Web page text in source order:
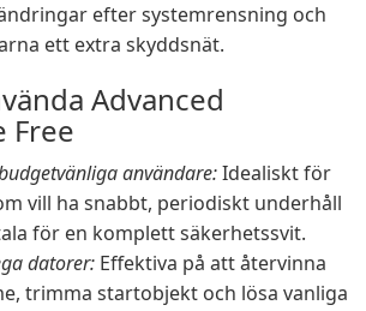
efter systemrensning och
ett extra skyddsnät.
Advanced
Free
användare:Idealiskt för
vill ha snabbt, periodiskt underhåll
för en komplett säkerhetssvit.
datorer: Effektiva på att återvinna
trimma startobjekt och lösa vanliga